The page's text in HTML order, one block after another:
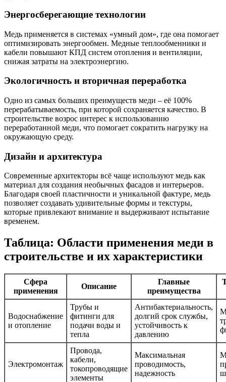
Энергосберегающие технологии
Медь применяется в системах «умный дом», где она помогает
оптимизировать энергообмен. Медные теплообменники и
кабели повышают КПД систем отопления и вентиляции,
снижая затраты на электроэнергию.
Экологичность и вторичная переработка
Одно из самых больших преимуществ меди – её 100%
перерабатываемость, при которой сохраняется качество. В
строительстве возрос интерес к использованию
переработанной меди, что помогает сократить нагрузку на
окружающую среду.
Дизайн и архитектура
Современные архитекторы всё чаще используют медь как
материал для создания необычных фасадов и интерьеров.
Благодаря своей пластичности и уникальной фактуре, медь
позволяет создавать удивительные формы и текстуры,
которые привлекают внимание и выдерживают испытание
временем.
Таблица: Области применения меди в
строительстве и их характеристики
Сфера
применения
Описание
Главные
преимущества
Водоснабжение
и отопление
Трубы и
фитинги для
подачи воды и
тепла
Антибактериальность,
долгий срок службы,
устойчивость к
давлению
Электромонтаж
Провода,
кабели,
токопроводящие
элементы
Максимальная
проводимость,
надежность